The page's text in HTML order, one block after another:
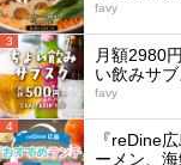
favy
3
月額2980
い飲みサ
favy
4
『reDine
ーメン、